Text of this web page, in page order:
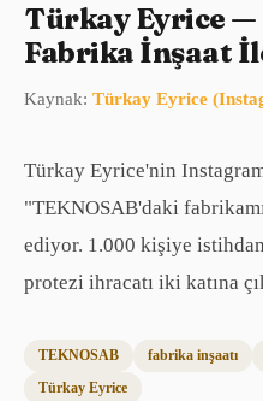
Türkay Eyrice —
Fabrika İnşaat
Kaynak: Türkay Eyrice
Türkay Eyrice'nin
"TEKNOSAB'daki
ediyor. 1.000 kişiye
protezi ihracatı iki katına
TEKNOSAB fabrika inşaatı
Türkay Eyrice